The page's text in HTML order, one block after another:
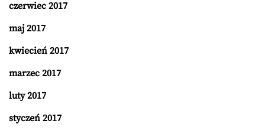
czerwiec 2017
maj 2017
kwiecień 2017
marzec 2017
luty 2017
styczeń 2017